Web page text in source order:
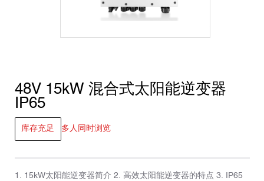
48V 15kW 混合式太阳能逆变器
IP65
库存充足 多人同时浏览
1. 15kW太阳能逆变器简介 2. 高效太阳能逆变器的特点 3. IP65